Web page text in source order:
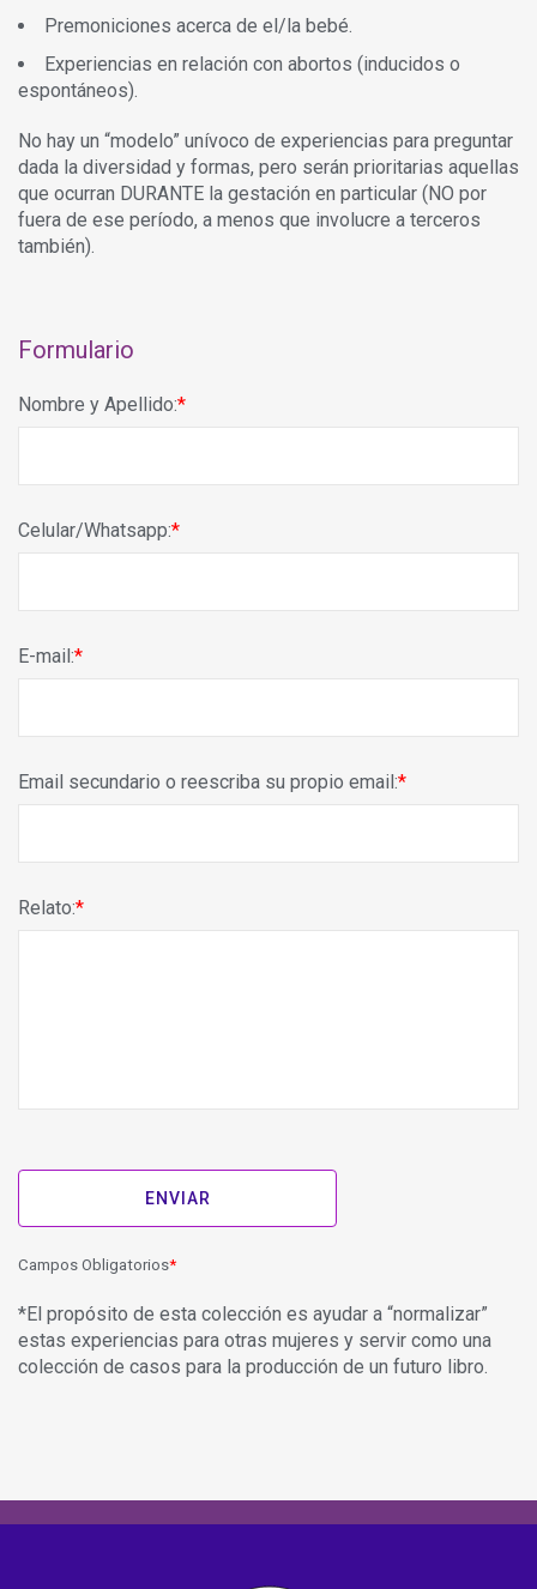
Premoniciones acerca de el/la bebé.
Experiencias en relación con abortos (inducidos o
espontáneos).
No hay un “modelo” unívoco de experiencias para preguntar
dada la diversidad y formas, pero serán prioritarias aquellas
que ocurran DURANTE la gestación en particular (NO por
fuera de ese período, a menos que involucre a terceros
también).
Formulario
Nombre y Apellido:
Celular/Whatsapp:
E-mail:
Email secundario o reescriba su propio email:
Relato:
Campos Obligatorios
*El propósito de esta colección es ayudar a “normalizar”
estas experiencias para otras mujeres y servir como una
colección de casos para la producción de un futuro libro.